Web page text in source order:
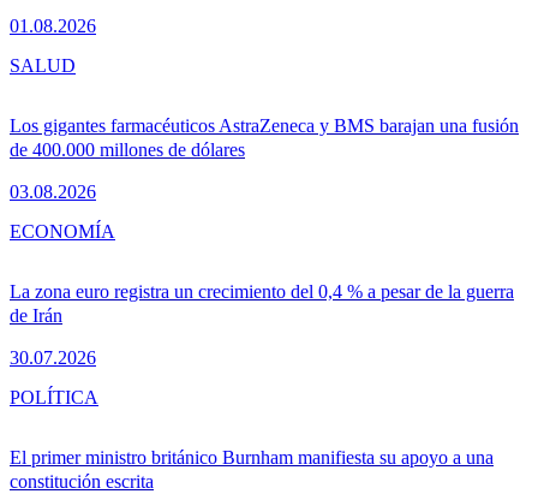
01.08.2026
Los gigantes farmacéuticos AstraZeneca y BMS barajan una fusión
de 400.000 millones de dólares
03.08.2026
SALUD
La zona euro registra un crecimiento del 0,4 % a pesar de la guerra
de Irán
30.07.2026
ECONOMÍA
El primer ministro británico Burnham manifiesta su apoyo a una
constitución escrita
POLÍTICA